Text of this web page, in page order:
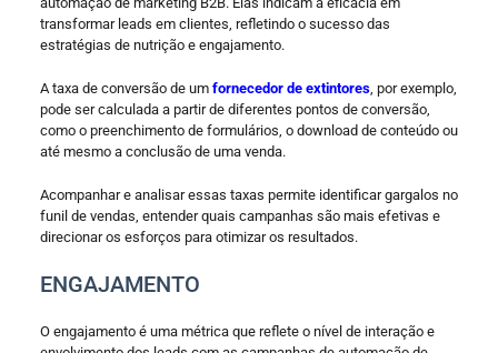
transformar leads em clientes, refletindo o sucesso das
estratégias de nutrição e engajamento.
A taxa de conversão de um fornecedor de extintores, por exemplo,
pode ser calculada a partir de diferentes pontos de conversão,
como o preenchimento de formulários, o download de conteúdo ou
até mesmo a conclusão de uma venda.
Acompanhar e analisar essas taxas permite identificar gargalos no
funil de vendas, entender quais campanhas são mais efetivas e
direcionar os esforços para otimizar os resultados.
ENGAJAMENTO
O engajamento é uma métrica que reflete o nível de interação e